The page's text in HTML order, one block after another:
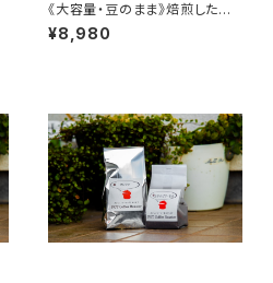
《大容量・豆のまま》焙煎したて
スペシャルティコーヒー｜180g
×6袋（1,080g）通常¥10,530
¥8,980